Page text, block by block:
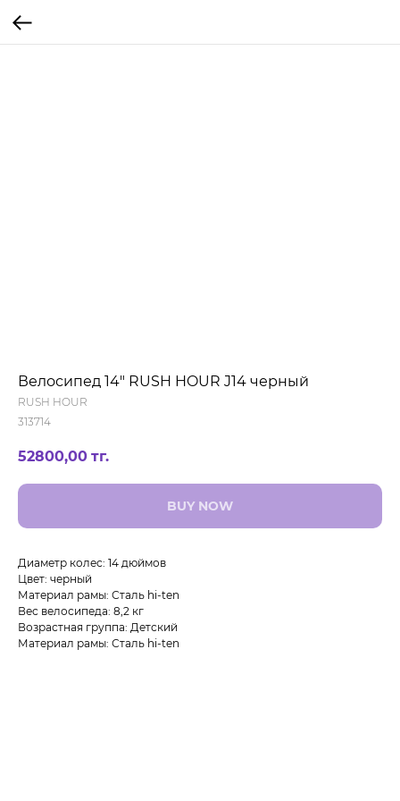
Велосипед 14" RUSH HOUR J14 черный
RUSH HOUR
313714
52800,00 тг.
BUY NOW
Диаметр колес: 14 дюймов
Цвет: черный
Материал рамы: Сталь hi-ten
Вес велосипеда: 8,2 кг
Возрастная группа: Детский
Материал рамы: Сталь hi-ten